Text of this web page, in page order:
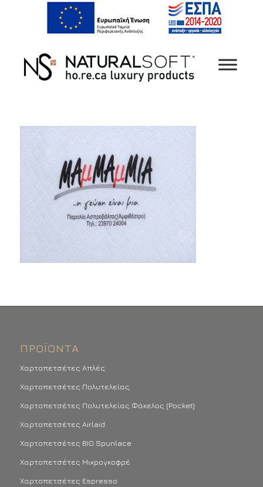
ΠΡΟΪΌΝΤΑ
Χαρτοπετσέτες Απλές
Χαρτοπετσέτες Πολυτελείας
Χαρτοπετσέτες Πολυτελείας Φάκελος (Pocket)
Χαρτοπετσέτες Airlaid
Χαρτοπετσέτες BIO Spunlace
Χαρτοπετσέτες Μικρογκοφρέ
Χαρτοπετσέτες Espresso